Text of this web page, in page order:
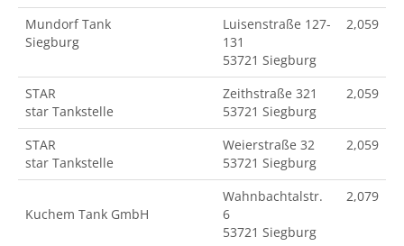
Mundorf Tank
Siegburg
Luisenstraße 127-
131
53721 Siegburg
2,059
STAR
star Tankstelle
Zeithstraße 321
53721 Siegburg
2,059
STAR
star Tankstelle
Weierstraße 32
53721 Siegburg
2,059
Kuchem Tank GmbH
Wahnbachtalstr.
6
53721 Siegburg
2,079